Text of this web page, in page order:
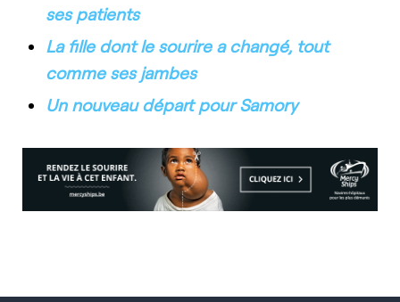
ses patients
La fille dont le sourire a changé, tout
comme ses jambes
Un nouveau départ pour Samory